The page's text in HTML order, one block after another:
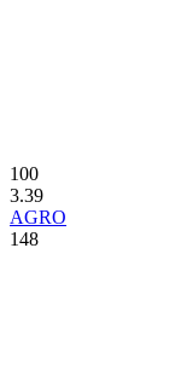
100
3.39
AGRO
148